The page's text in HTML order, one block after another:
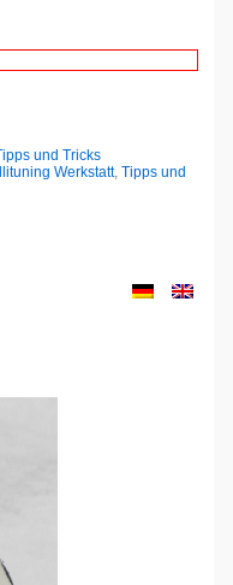
und Tricks
Werkstatt, Tipps und